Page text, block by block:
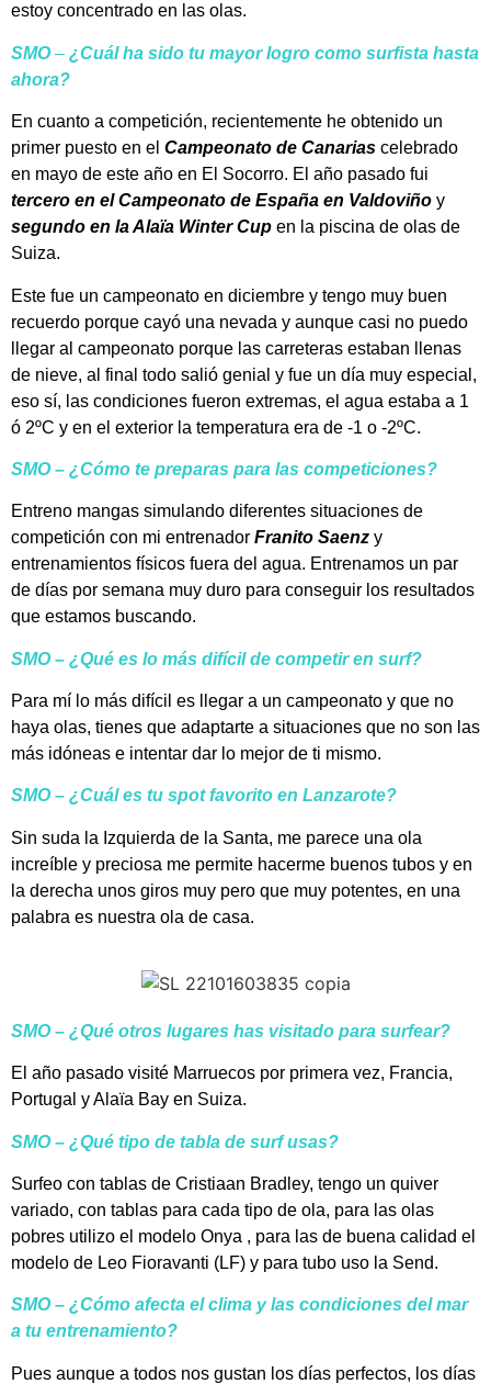
estoy concentrado en las olas.
SMO– ¿Cuál ha sido tu mayor logro como surfista hasta
ahora?
En cuanto a competición, recientemente he obtenido un
primer puesto en el Campeonato de Canarias celebrado
en mayo de este año en El Socorro. El año pasado fui
tercero en el Campeonato de España en Valdoviño y
segundo en la Alaïa Winter Cup en la piscina de olas de
Suiza.
Este fue un campeonato en diciembre y tengo muy buen
recuerdo porque cayó una nevada y aunque casi no puedo
llegar al campeonato porque las carreteras estaban llenas
de nieve, al final todo salió genial y fue un día muy especial,
eso sí, las condiciones fueron extremas, el agua estaba a 1
ó 2ºC y en el exterior la temperatura era de -1 o -2ºC.
SMO – ¿Cómo te preparas para las competiciones?
Entreno mangas simulando diferentes situaciones de
competición con mi entrenador Franito Saenz y
entrenamientos físicos fuera del agua. Entrenamos un par
de días por semana muy duro para conseguir los resultados
que estamos buscando.
SMO – ¿Qué es lo más difícil de competir en surf?
Para mí lo más difícil es llegar a un campeonato y que no
haya olas, tienes que adaptarte a situaciones que no son las
más idóneas e intentar dar lo mejor de ti mismo.
SMO – ¿Cuál es tu spot favorito en Lanzarote?
Sin suda la Izquierda de la Santa, me parece una ola
increíble y preciosa me permite hacerme buenos tubos y en
la derecha unos giros muy pero que muy potentes, en una
palabra es nuestra ola de casa.
SMO – ¿Qué otros lugares has visitado para surfear?
El año pasado visité Marruecos por primera vez, Francia,
Portugal y Alaïa Bay en Suiza.
SMO – ¿Qué tipo de tabla de surf usas?
Surfeo con tablas de Cristiaan Bradley, tengo un quiver
variado, con tablas para cada tipo de ola, para las olas
pobres utilizo el modelo Onya , para las de buena calidad el
modelo de Leo Fioravanti (LF) y para tubo uso la Send.
SMO – ¿Cómo afecta el clima y las condiciones del mar
a tu entrenamiento?
Pues aunque a todos nos gustan los días perfectos, los días